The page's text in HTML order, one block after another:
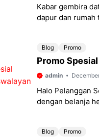
Kabar gembira
dapur dan rumah
Blog Promo
Promo
admin
Halo Pelanggan
dengan belanja
Blog Promo